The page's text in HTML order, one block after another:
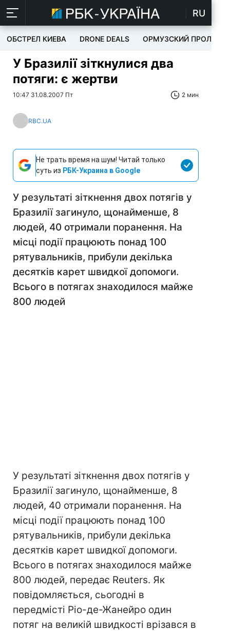
RU
ОБСТРЕЛ КИЕВА DRONE DEALS ОРМУЗСКИЙ ПРОЛИВ
У Бразилії зіткнулися два
потяги: є жертви
10:47 31.08.2007 Пт 2 мин
RBC.UA
Не трать время на шум! Читай только
суть из РБК-Украина в Google
У результаті зіткнення двох потягів у
Бразилії загинуло, щонайменше, 8
людей, 40 отримали поранення. На
місці події працюють понад 100
рятувальників, прибули декілька
десятків карет швидкої допомоги.
Всього в потягах знаходилося майже
800 людей
У результаті зіткнення двох потягів у
Бразилії загинуло, щонайменше, 8
людей, 40 отримали поранення. На
місці події працюють понад 100
рятувальників, прибули декілька
десятків карет швидкої допомоги.
Всього в потягах знаходилося майже
800 людей, передає Reuters. Як
повідомляється, сьогодні в
передмісті Ріо-де-Жанейро один
потяг на великій швидкості врізався в